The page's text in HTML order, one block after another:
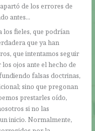
de los errores de
antes…
los fieles, que podrían
que ya han
que intentamos seguir
ojos ante el hecho de
falsas doctrinas,
sino que pregonan
prestarles oído,
si no las
inicio. Normalmente,